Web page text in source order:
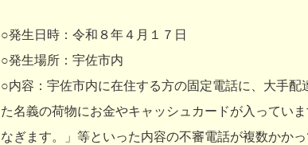
○発生日時：令和８年４月１７日
○発生場所：宇佐市内
○内容：宇佐市内に在住する方の固定電話に、大手配
た名義の荷物にお金やキャッシュカードが入ってい
なぎます。」等といった内容の不審電話が複数かかっ